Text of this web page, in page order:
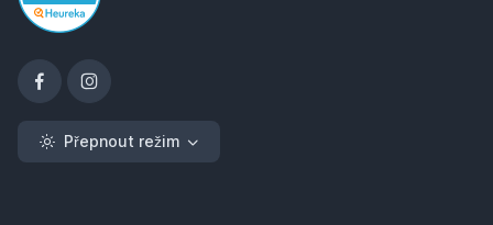
Přepnout režim